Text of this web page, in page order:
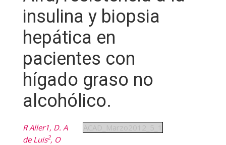
insulina y biopsia
hepática en
pacientes con
hígado graso no
alcohólico.
R Aller1, D. A
de Luis2, O
ACAD_Marzo2012_5_1